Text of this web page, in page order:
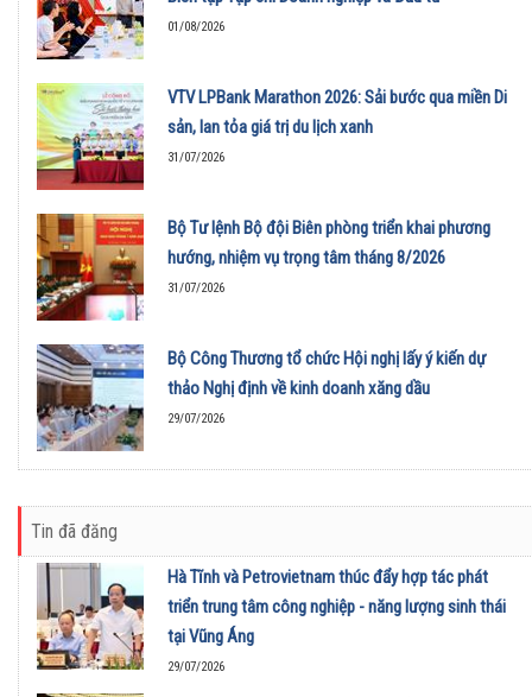
01/08/2026
VTV LPBank Marathon 2026: Sải bước qua miền Di
sản, lan tỏa giá trị du lịch xanh
31/07/2026
Bộ Tư lệnh Bộ đội Biên phòng triển khai phương
hướng, nhiệm vụ trọng tâm tháng 8/2026
31/07/2026
Bộ Công Thương tổ chức Hội nghị lấy ý kiến dự
thảo Nghị định về kinh doanh xăng dầu
29/07/2026
Tin đã đăng
Hà Tĩnh và Petrovietnam thúc đẩy hợp tác phát
triển trung tâm công nghiệp - năng lượng sinh thái
tại Vũng Áng
29/07/2026